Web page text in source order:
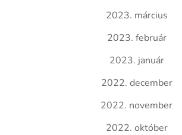
2023. március
2023. február
2023. január
2022. december
2022. november
2022. október